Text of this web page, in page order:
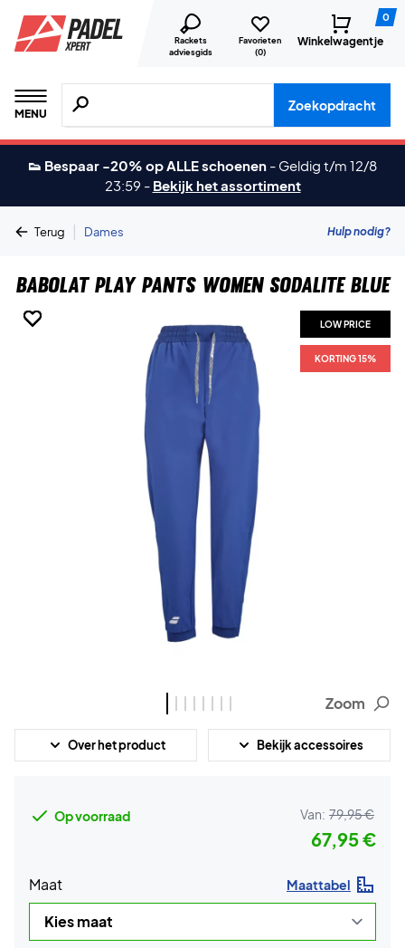
Rackets
adviesgids
Favorieten
(0)
0
Winkelwagentje
MENU
Zoeken naar producten, merken etc.
Zoekopdracht
👟 Bespaar -20% op ALLE schoenen - Geldig t/m 12/8
23:59 - Bekijk het assortiment
Terug | Dames Hulp nodig?
Babolat Play Pants Women Sodalite Blue
LOW PRICE
KORTING 15%
LOW PRICE
KORTING 15%
LOW PRICE
KORTING 15%
LOW PRICE
KORTING 15%
LOW PRICE
KORTING 15%
LOW PRICE
KORTING 15%
LOW PRICE
KORTING 15%
LOW PRICE
KORTING 15%
Zoom
Over het product Bekijk accessoires
Op voorraad Van: 79,95 €
67,95 €
Maat Maattabel